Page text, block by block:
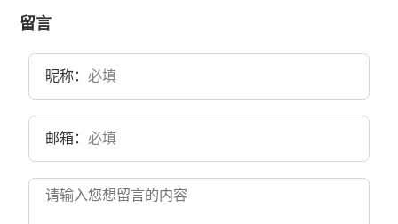
留言
昵称：
邮箱：